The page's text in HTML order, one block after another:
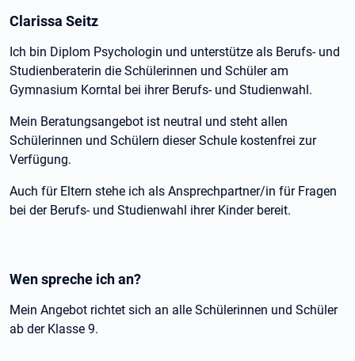
Clarissa Seitz
Ich bin Diplom Psychologin und unterstütze als Berufs- und
Studienberaterin die Schülerinnen und Schüler am
Gymnasium Korntal bei ihrer Berufs- und Studienwahl.
Mein Beratungsangebot ist neutral und steht allen
Schülerinnen und Schülern dieser Schule kostenfrei zur
Verfügung.
Auch für Eltern stehe ich als Ansprechpartner/in für Fragen
bei der Berufs- und Studienwahl ihrer Kinder bereit.
Wen spreche ich an?
Mein Angebot richtet sich an alle Schülerinnen und Schüler
ab der Klasse 9.